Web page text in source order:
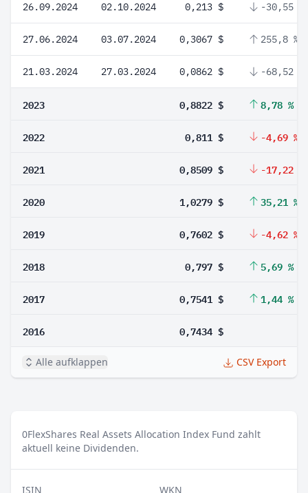
26.09.2024 02.10.2024 0,213 $ -30,55 %
27.06.2024 03.07.2024 0,3067 $ 255,8 %
21.03.2024 27.03.2024 0,0862 $ -68,52 %
2023 0,8822 $ 8,78 %
2022 0,811 $ -4,69 %
2021 0,8509 $ -17,22 %
2020 1,0279 $ 35,21 %
2019 0,7602 $ -4,62 %
2018 0,797 $ 5,69 %
2017 0,7541 $ 1,44 %
2016 0,7434 $
Alle aufklappen CSV Export
0FlexShares Real Assets Allocation Index Fund zahlt
aktuell keine Dividenden.
ISIN WKN